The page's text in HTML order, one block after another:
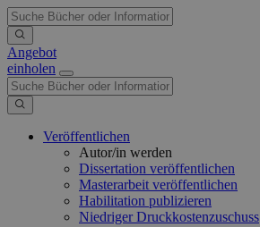
Angebot
einholen
Veröffentlichen
Autor/in werden
Dissertation veröffentlichen
Masterarbeit veröffentlichen
Habilitation publizieren
Niedriger Druckkostenzuschuss